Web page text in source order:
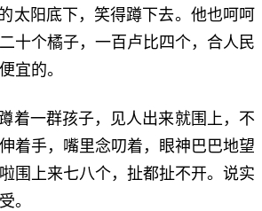
太阳底下，笑得蹲下去。他也呵呵
十个橘子，一百卢比四个，合人民
宜的。
着一群孩子，见人出来就围上，不
着手，嘴里念叨着，眼神巴巴地望
围上来七八个，扯都扯不开。说实
。